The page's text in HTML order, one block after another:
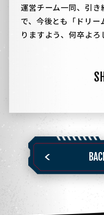
運営チーム一同、引
で、今後とも「ドリ
りますよう、何卒よろ